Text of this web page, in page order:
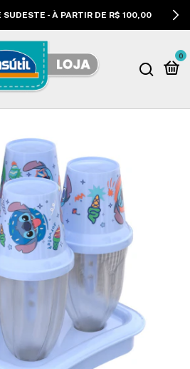
SUDESTE - À PARTIR DE R$ 100,00
0